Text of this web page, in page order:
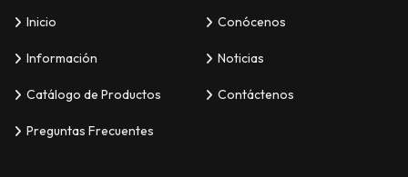
Inicio Conócenos
Información Noticias
Catálogo de Productos Contáctenos
Preguntas Frecuentes